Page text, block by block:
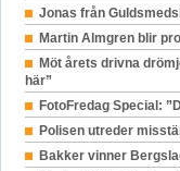
Jonas från
Martin Almgren blir
Möt årets drivna
här”
FotoFredag Special:
Polisen utreder
Bakker vinner